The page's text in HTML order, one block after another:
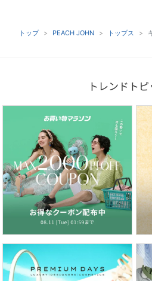
トップ PEACH JOHN トップス
トレンドトピ